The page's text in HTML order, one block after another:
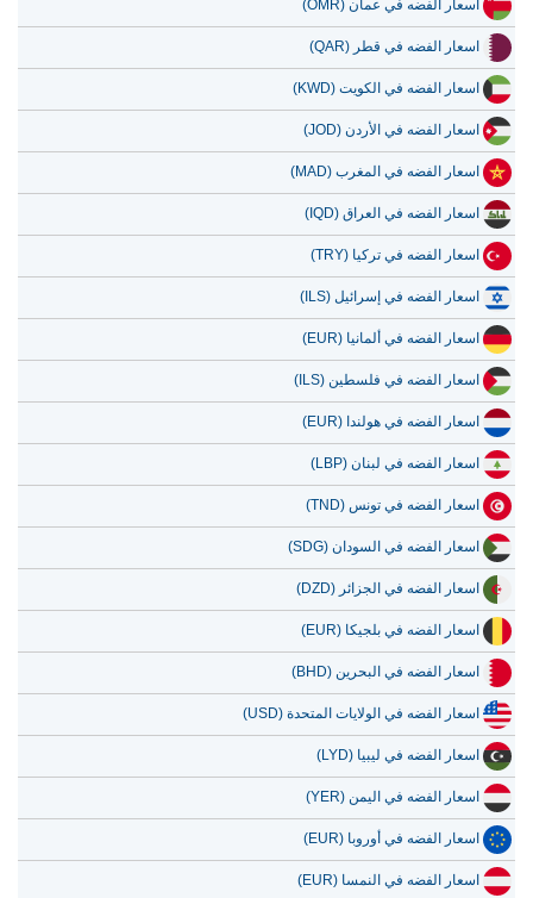
12 يوليو 2026
11 يوليو 2026
10 يوليو 2026
9 يوليو 2026
8 يوليو 2026
اسعار الفضه في عمان (OMR)
اسعار الفضه في قطر (QAR)
اسعار الفضه في الكويت (KWD)
اسعار الفضه في الأردن (JOD)
اسعار الفضه في المغرب (MAD)
اسعار الفضه في العراق (IQD)
اسعار الفضه في تركيا (TRY)
اسعار الفضه في إسرائيل (ILS)
اسعار الفضه في ألمانيا (EUR)
اسعار الفضه في فلسطين (ILS)
اسعار الفضه في هولندا (EUR)
اسعار الفضه في لبنان (LBP)
اسعار الفضه في تونس (TND)
اسعار الفضه في السودان (SDG)
اسعار الفضه في الجزائر (DZD)
اسعار الفضه في بلجيكا (EUR)
اسعار الفضه في البحرين (BHD)
اسعار الفضه في الولايات المتحدة (USD)
اسعار الفضه في ليبيا (LYD)
اسعار الفضه في اليمن (YER)
اسعار الفضه في أوروبا (EUR)
اسعار الفضه في النمسا (EUR)